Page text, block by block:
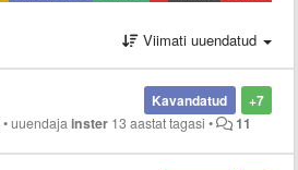
Viimati uuendatud
+7
Kavandatud
•uuendajainster 13 aastat tagasi • 11